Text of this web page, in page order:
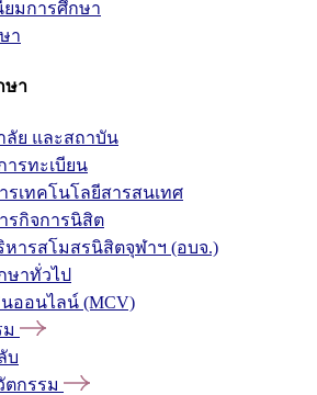
ยมการศึกษา
า
ษา
ย และสถาบัน
ารทะเบียน
รเทคโนโลยีสารสนเทศ
รกิจการนิสิต
หารสโมสรนิสิตจุฬาฯ (อบจ.)
ษาทั่วไป
นออนไลน์ (MCV)
บ
ตกรรม